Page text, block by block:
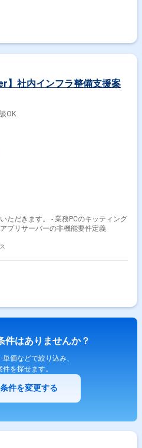
】社内インフラ整備支援案
OK
務PCのキッティング
バーの保守 - 新業務アプリサーバーの非機能要件定義
件はありませんか？
価などで絞り込み、
を探せます。
件を変更する